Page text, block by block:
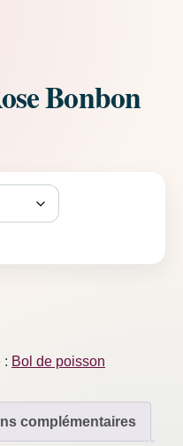
Bonbon
€10,00 à €20,00
Bonbon
: Bol de poisson
complémentaires